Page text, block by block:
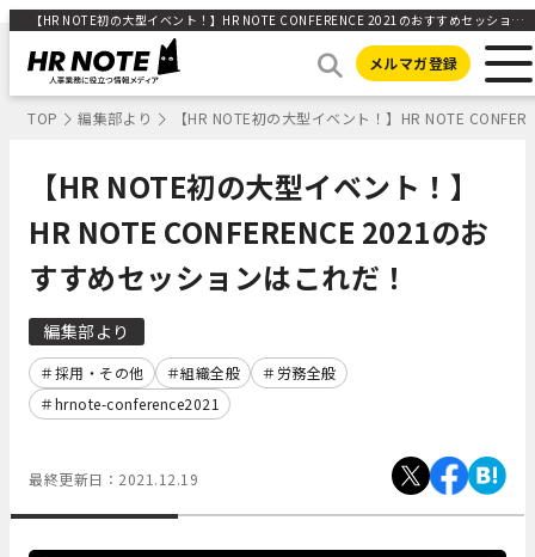
【HR NOTE初の大型イベント！】HR NOTE CONFERENCE 2021のおすすめセッションはこれだ！ ｜HR NOTE
メルマガ登録
TOP 編集部より 【HR NOTE初の大型イベント！】HR NOTE
【HR NOTE初の大型イベント！】
HR NOTE CONFERENCE 2021のお
すすめセッションはこれだ！
編集部より
採用・その他 組織全般
労務全般
hrnote-conference2021
最終更新日： 2021.12.19